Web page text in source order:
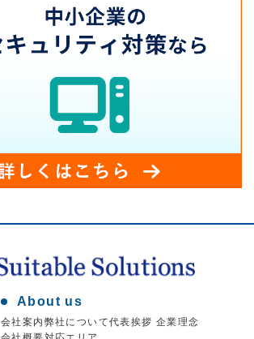
About us
会社案内 弊社について代表挨拶 企業理念